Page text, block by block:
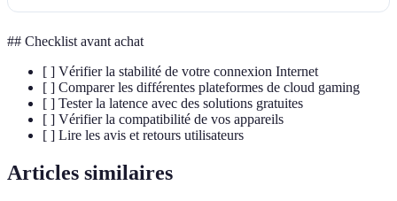
## Checklist avant achat
[ ] Vérifier la stabilité de votre connexion Internet
[ ] Comparer les différentes plateformes de cloud gaming
[ ] Tester la latence avec des solutions gratuites
[ ] Vérifier la compatibilité de vos appareils
[ ] Lire les avis et retours utilisateurs
Articles similaires